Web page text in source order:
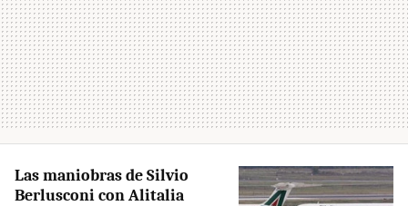
Las maniobras de Silvio
Berlusconi con Alitalia